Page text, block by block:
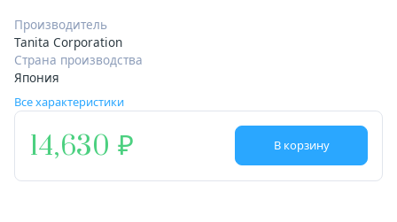
Производитель
Tanita Corporation
Страна производства
Япония
Все характеристики
14,630 В корзину